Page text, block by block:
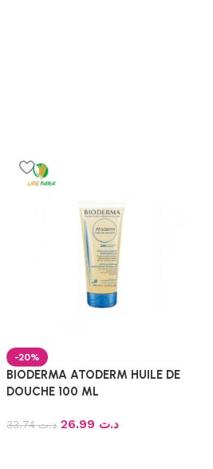
-20%
BIODERMA ATODERM HUILE DE
DOUCHE 100 ML
د.ت33.74 د.ت